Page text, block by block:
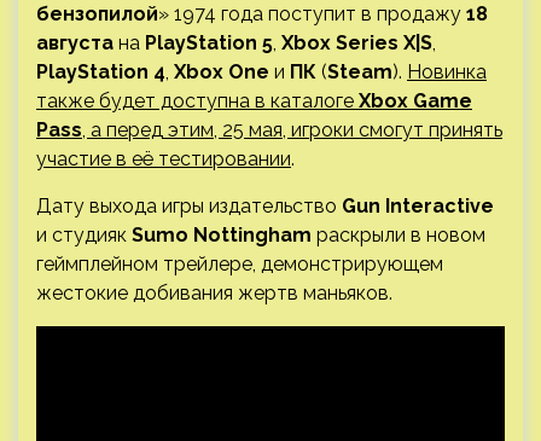
бензопилой» 1974 года поступит в продажу 18
августа на PlayStation 5, Xbox Series X|S,
PlayStation 4, Xbox One и ПК (Steam). Новинка
также будет доступна в каталоге Xbox Game
Pass, а перед этим, 25 мая, игроки смогут принять
участие в её тестировании.
Дату выхода игры издательство Gun Interactive
и студияк Sumo Nottingham раскрыли в новом
геймплейном трейлере, демонстрирующем
жестокие добивания жертв маньяков.